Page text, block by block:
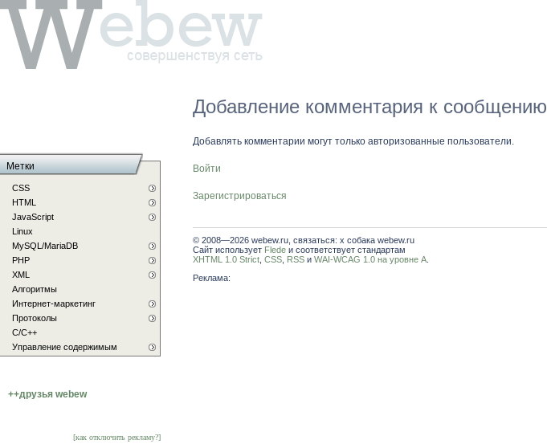
Добавление комментария к сообщению
Добавлять комментарии могут только авторизованные пользователи.
Войти
Зарегистрироваться
© 2008—2026 webew.ru, связаться: x собака webew.ru
Сайт использует Flede и соответствует стандартам
XHTML 1.0 Strict CSS RSS и WAI-WCAG 1.0 на уровне A
Реклама:
Метки
CSS
HTML
JavaScript
Linux
MySQL/MariaDB
PHP
XML
Алгоритмы
Интернет-маркетинг
Протоколы
С/C++
Управление содержимым
++друзья webew
[как отключить рекламу?]